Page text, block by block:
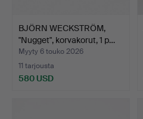
BJÖRN WECKSTRÖM,
"Nugget", korvakorut, 1 p…
Myyty 6 touko 2026
11 tarjousta
580 USD